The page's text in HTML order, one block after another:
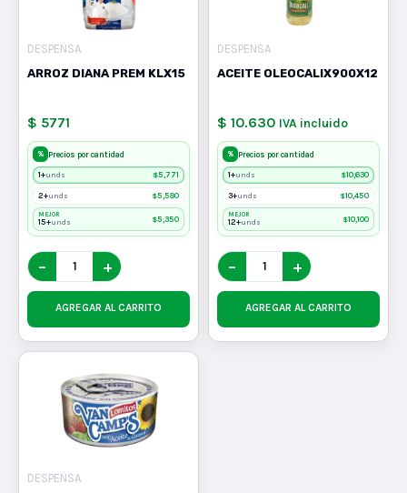
DESPENSA
ARROZ DIANA PREM KLX15
$ 5771
% Precios por cantidad
1+unds $5,771
2+unds $5,580
MEJOR
15+unds $5,350
− +
AGREGAR AL CARRITO
DESPENSA
ACEITE OLEOCALIX900X12
$ 10.630 IVA incluido
% Precios por cantidad
1+unds $10,630
3+unds $10,450
MEJOR
12+unds $10,100
− +
AGREGAR AL CARRITO
DESPENSA